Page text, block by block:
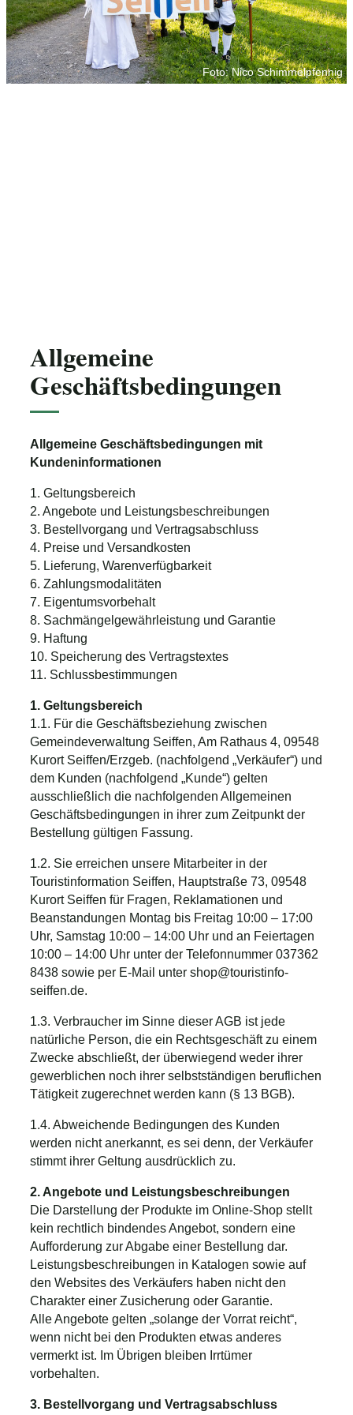
Foto: Nico Schimmelpfennig
Allgemeine
Geschäftsbedingungen
Allgemeine Geschäftsbedingungen mit
Kundeninformationen
1. Geltungsbereich
2. Angebote und Leistungsbeschreibungen
3. Bestellvorgang und Vertragsabschluss
4. Preise und Versandkosten
5. Lieferung, Warenverfügbarkeit
6. Zahlungsmodalitäten
7. Eigentumsvorbehalt
8. Sachmängelgewährleistung und Garantie
9. Haftung
10. Speicherung des Vertragstextes
11. Schlussbestimmungen
1. Geltungsbereich
1.1. Für die Geschäftsbeziehung zwischen
Gemeindeverwaltung Seiffen, Am Rathaus 4, 09548
Kurort Seiffen/Erzgeb. (nachfolgend „Verkäufer“) und
dem Kunden (nachfolgend „Kunde“) gelten
ausschließlich die nachfolgenden Allgemeinen
Geschäftsbedingungen in ihrer zum Zeitpunkt der
Bestellung gültigen Fassung.
1.2. Sie erreichen unsere Mitarbeiter in der
Touristinformation Seiffen, Hauptstraße 73, 09548
Kurort Seiffen für Fragen, Reklamationen und
Beanstandungen Montag bis Freitag 10:00 – 17:00
Uhr, Samstag 10:00 – 14:00 Uhr und an Feiertagen
10:00 – 14:00 Uhr unter der Telefonnummer 037362
8438 sowie per E-Mail unter shop@touristinfo-
seiffen.de.
1.3. Verbraucher im Sinne dieser AGB ist jede
natürliche Person, die ein Rechtsgeschäft zu einem
Zwecke abschließt, der überwiegend weder ihrer
gewerblichen noch ihrer selbstständigen beruflichen
Tätigkeit zugerechnet werden kann (§ 13 BGB).
1.4. Abweichende Bedingungen des Kunden
werden nicht anerkannt, es sei denn, der Verkäufer
stimmt ihrer Geltung ausdrücklich zu.
2. Angebote und Leistungsbeschreibungen
Die Darstellung der Produkte im Online-Shop stellt
kein rechtlich bindendes Angebot, sondern eine
Aufforderung zur Abgabe einer Bestellung dar.
Leistungsbeschreibungen in Katalogen sowie auf
den Websites des Verkäufers haben nicht den
Charakter einer Zusicherung oder Garantie.
Alle Angebote gelten „solange der Vorrat reicht“,
wenn nicht bei den Produkten etwas anderes
vermerkt ist. Im Übrigen bleiben Irrtümer
vorbehalten.
3. Bestellvorgang und Vertragsabschluss